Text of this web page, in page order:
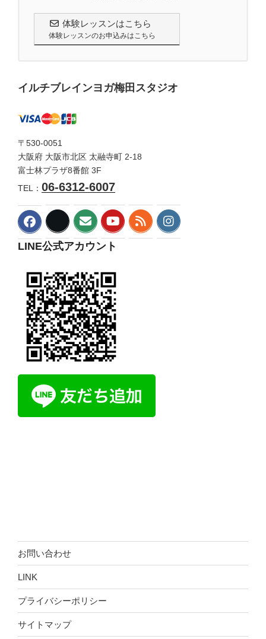
体験レッスンはこちら
体験レッスンのお申込みはこちら
イルチブレインヨガ梅田スタジオ
〒530-0051
大阪府 大阪市北区 太融寺町 2-18
富士林プラザ8番館 3F
TEL： 06-6312-6007
LINE公式アカウント
お問い合わせ
LINK
プライバシーポリシー
サイトマップ